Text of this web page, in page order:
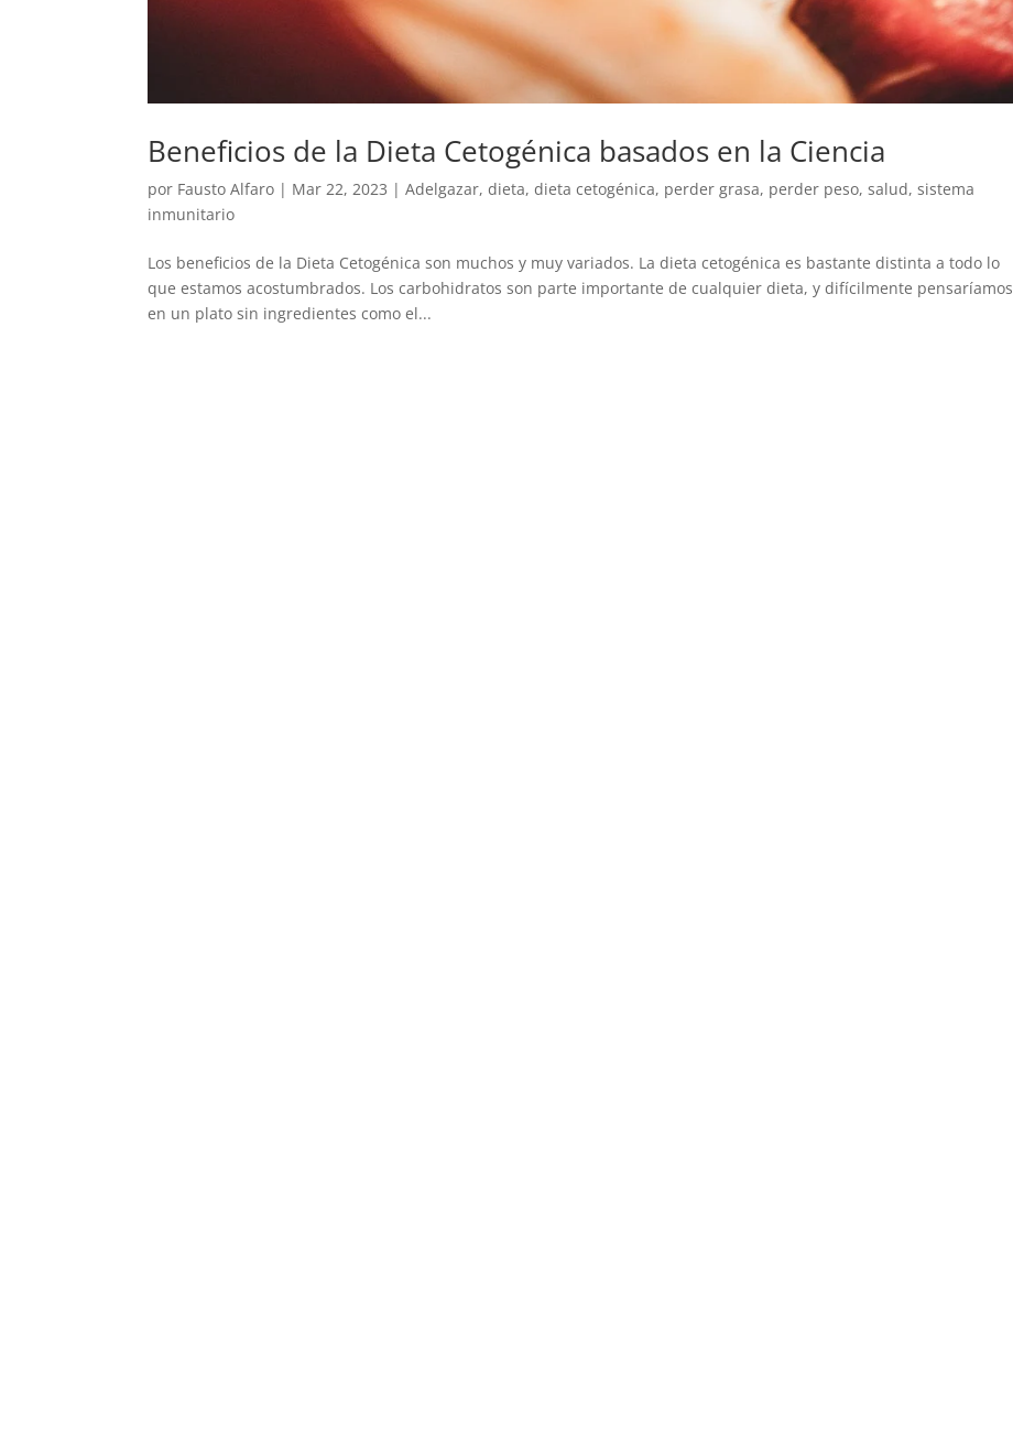
Beneficios de la Dieta Cetogénica basados en la Ciencia
por Fausto Alfaro | Mar 22, 2023 |Adelgazar,dieta,dieta cetogénica, perder grasa, perder peso,salud,sistema
inmunitario
Los beneficios de la Dieta Cetogénica son muchos y muy variados. La dieta cetogénica es bastante distinta a todo lo
que estamos acostumbrados. Los carbohidratos son parte importante de cualquier dieta, y difícilmente pensaríamos
en un plato sin ingredientes como el...